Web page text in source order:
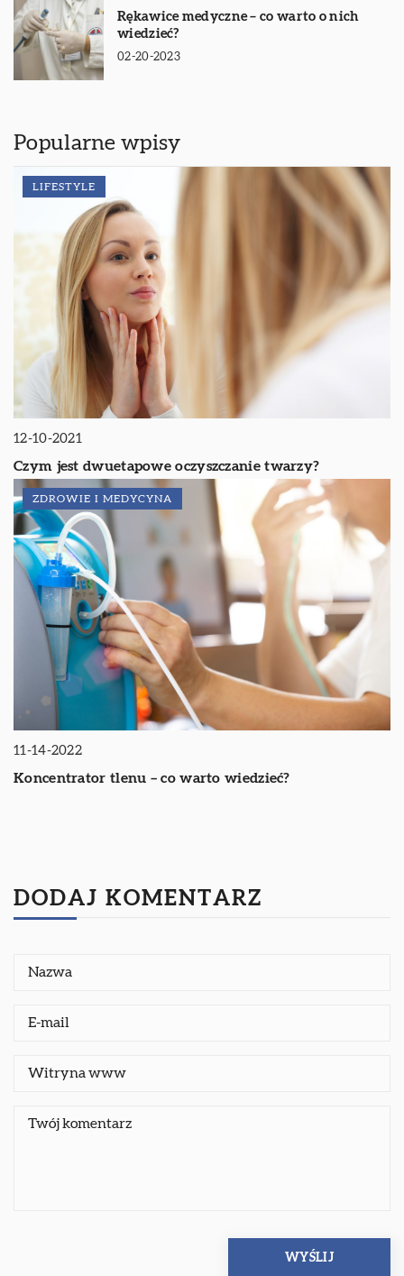
Rękawice medyczne – co warto o nich
wiedzieć?
02-20-2023
Popularne wpisy
LIFESTYLE
12-10-2021
Czym jest dwuetapowe oczyszczanie twarzy?
ZDROWIE I MEDYCYNA
11-14-2022
Koncentrator tlenu – co warto wiedzieć?
DODAJ KOMENTARZ